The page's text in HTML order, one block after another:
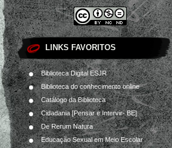
LINKS FAVORITOS
Biblioteca Digital ESJR
Biblioteca do conhecimento online
Catálogo da Biblioteca
Cidadania [Pensar e Intervir- BE]
De Rerum Natura
Educação Sexual em Meio Escolar